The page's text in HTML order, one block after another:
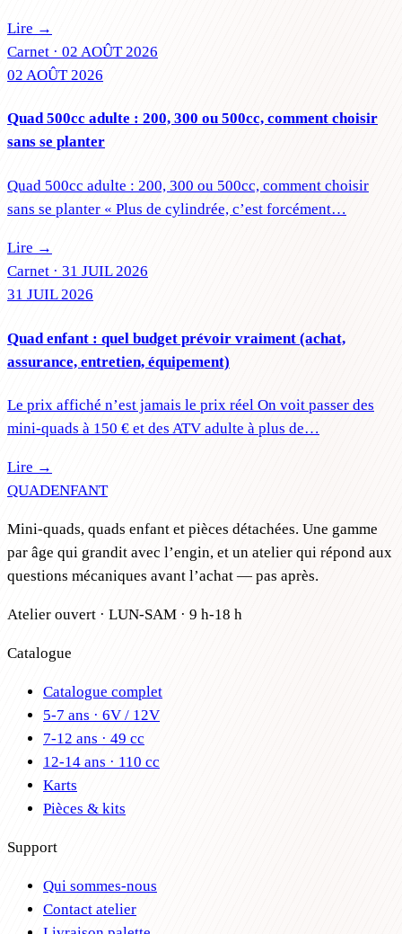
Lire →
Carnet · 02 AOÛT 2026
02 AOÛT 2026
Quad 500cc adulte : 200, 300 ou 500cc, comment choisir
sans se planter
Quad 500cc adulte : 200, 300 ou 500cc, comment choisir
sans se planter « Plus de cylindrée, c’est forcément…
Lire →
Carnet · 31 JUIL 2026
31 JUIL 2026
Quad enfant : quel budget prévoir vraiment (achat,
assurance, entretien, équipement)
Le prix affiché n’est jamais le prix réel On voit passer des
mini-quads à 150 € et des ATV adulte à plus de…
Lire →
QUADENFANT
Mini-quads, quads enfant et pièces détachées. Une gamme
par âge qui grandit avec l’engin, et un atelier qui répond aux
questions mécaniques avant l’achat — pas après.
Atelier ouvert · LUN-SAM · 9 h-18 h
Catalogue
Catalogue complet
5-7 ans · 6V / 12V
7-12 ans · 49 cc
12-14 ans · 110 cc
Karts
Pièces & kits
Support
Qui sommes-nous
Contact atelier